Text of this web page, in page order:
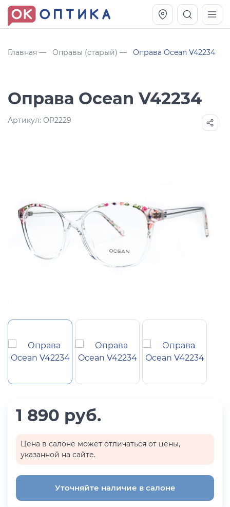
Главная Оправы (старый) Оправа Ocean V42234
Оправа Ocean V42234
Артикул: OP2229
1 890 руб.
Цена в салоне может отличаться от цены,
указанной на сайте.
Уточняйте наличие в салоне
11 991руб. 8 270